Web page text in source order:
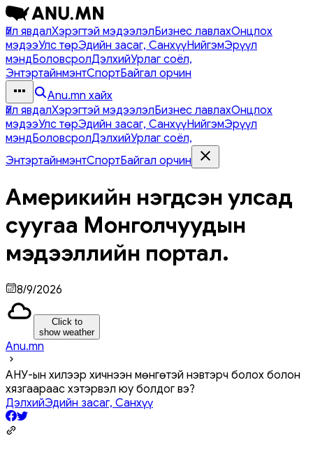
Үйл явдалХэрэгтэй мэдээлэлБизнес лавлахОнцлох
мэдээУлс төрЭдийн засаг, СанхүүНийгэмЭрүүл
мэндБоловсролДэлхийУрлаг соёл,
ЭнтэртайнмэнтСпортБайгал орчин
Anu.mn хайх
Үйл явдалХэрэгтэй мэдээлэлБизнес лавлахОнцлох
мэдээУлс төрЭдийн засаг, СанхүүНийгэмЭрүүл
мэндБоловсролДэлхийУрлаг соёл,
ЭнтэртайнмэнтСпортБайгал орчин
Америкийн нэгдсэн улсад
суугаа Монголчуудын
мэдээллийн портал.
8/9/2026
Click to
show weather
Anu.mn
АНУ-ын хилээр хичнээн мөнгөтэй нэвтэрч болох болон
хязгаараас хэтэрвэл юу болдог вэ?
ДэлхийЭдийн засаг, Санхүү